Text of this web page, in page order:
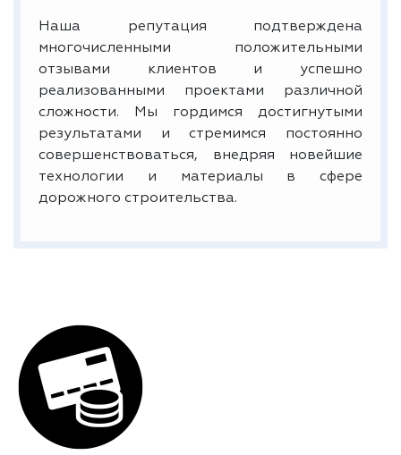
Наша репутация подтверждена
многочисленными положительными
отзывами клиентов и успешно
реализованными проектами различной
сложности. Мы гордимся достигнутыми
результатами и стремимся постоянно
совершенствоваться, внедряя новейшие
технологии и материалы в сфере
дорожного строительства.